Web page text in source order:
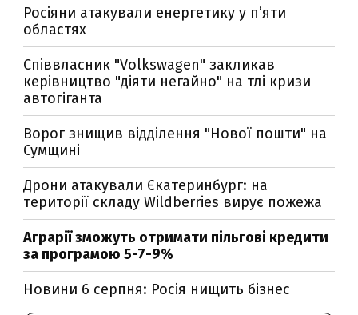
Росіяни атакували енергетику у пʼяти
областях
Співвласник "Volkswagen" закликав
керівництво "діяти негайно" на тлі кризи
автогіганта
Ворог знищив відділення "Нової пошти" на
Сумщині
Дрони атакували Єкатеринбург: на
території складу Wildberries вирує пожежа
Аграрії зможуть отримати пільгові кредити
за програмою 5-7-9%
Новини 6 серпня: Росія нищить бізнес